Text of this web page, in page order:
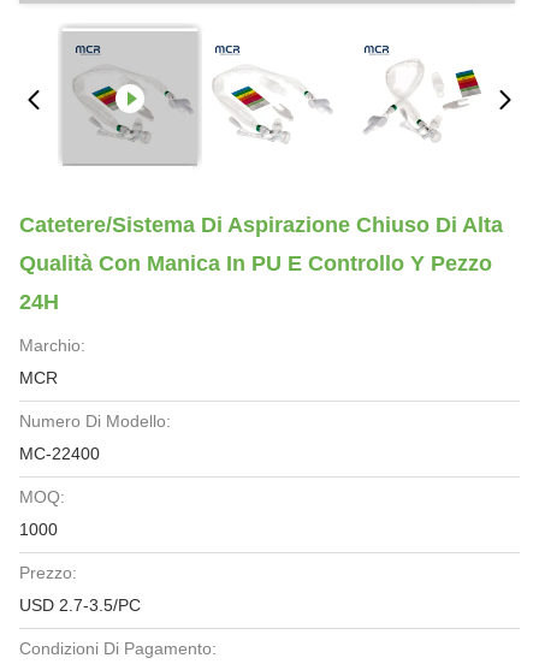
Catetere/sistema Di Aspirazione Chiuso Di Alta
Qualità Con Manica In PU E Controllo Y Pezzo
24H
Marchio:
MCR
Numero Di Modello:
MC-22400
MOQ:
1000
Prezzo:
USD 2.7-3.5/PC
Condizioni Di Pagamento: